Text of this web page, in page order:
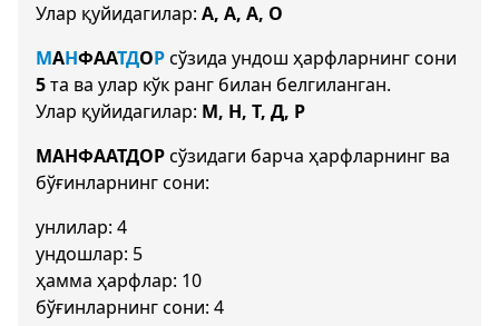
Улар қуйидагилар: А, А, А, О
МАНФААТДОРсўзида ундош ҳарфларнинг сони
5та ва улар кўк ранг билан белгиланган.
Улар қуйидагилар: М, Н, Т, Д, Р
МАНФААТДОРсўзидаги барча ҳарфларнинг ва
бўғинларнинг сони:
унлилар: 4
ундошлар: 5
ҳамма ҳарфлар: 10
бўғинларнинг сони: 4